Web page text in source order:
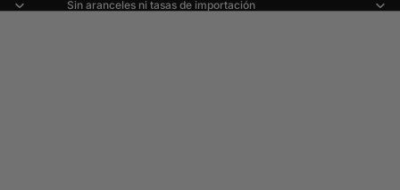
Sin aranceles ni tasas de importación